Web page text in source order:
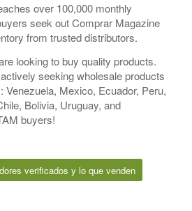
over 100,000 monthly
seek out Comprar Magazine
from trusted distributors.
looking to buy quality products.
seeking wholesale products
Venezuela, Mexico, Ecuador, Peru,
Bolivia, Uruguay, and
buyers!
verificados y lo que venden